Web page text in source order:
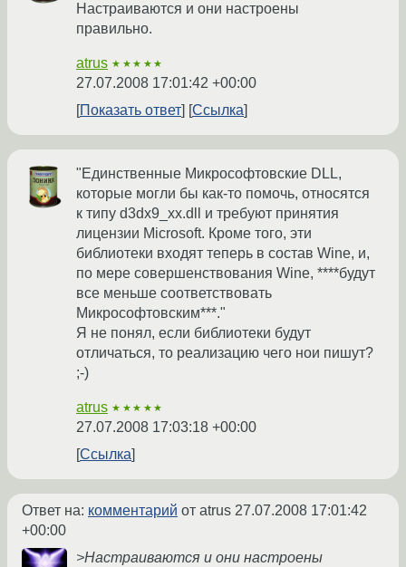
Настраиваются и они настроены
правильно.
atrus ★★★★★
27.07.2008 17:01:42 +00:00
Показать ответ
Ссылка
"Единственные Микрософтовские DLL,
которые могли бы как-то помочь, относятся
к типу d3dx9_xx.dll и требуют принятия
лицензии Microsoft. Кроме того, эти
библиотеки входят теперь в состав Wine, и,
по мере совершенствования Wine, ****будут
все меньше соответствовать
Микрософтовским***."
Я не понял, если библиотеки будут
отличаться, то реализацию чего нои пишут?
;-)
atrus ★★★★★
27.07.2008 17:03:18 +00:00
Ссылка
Ответ на: комментарий от atrus 27.07.2008 17:01:42
+00:00
>Настраиваются и они настроены